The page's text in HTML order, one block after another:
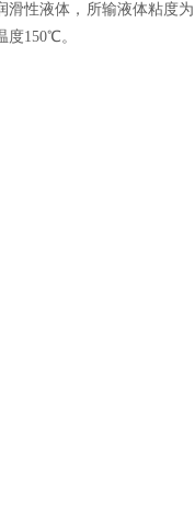
滑性液体，所输液体粘度为
度150℃。